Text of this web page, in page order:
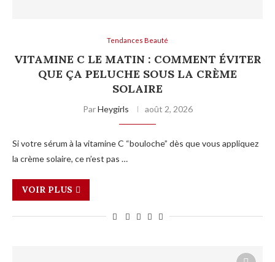
Tendances Beauté
VITAMINE C LE MATIN : COMMENT ÉVITER
QUE ÇA PELUCHE SOUS LA CRÈME
SOLAIRE
ParHeygirls août 2, 2026
Si votre sérum à la vitamine C “bouloche” dès que vous appliquez
la crème solaire, ce n’est pas …
VOIR PLUS